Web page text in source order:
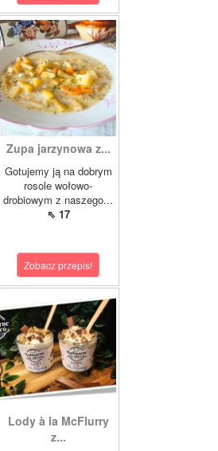
Zupa jarzynowa z...
Gotujemy ją na dobrym
rosole wołowo-
drobiowym z naszego...
⇖ 17
Zobacz przepis!
Lody à la McFlurry
z...